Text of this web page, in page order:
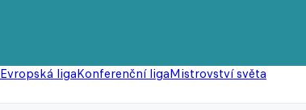
Evropská ligaKonferenční ligaMistrovství světa